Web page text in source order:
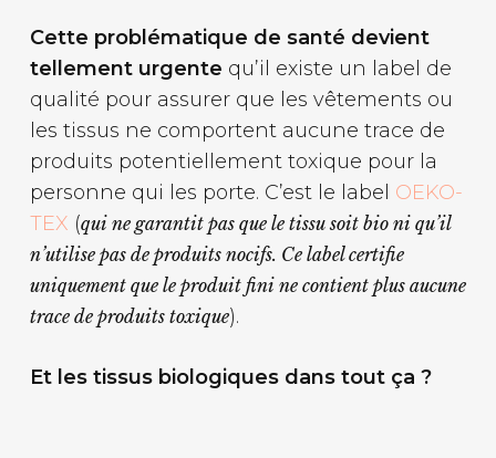
Cette problématique de santé devient
tellement urgente qu’il existe un label de
qualité pour assurer que les vêtements ou
les tissus ne comportent aucune trace de
produits potentiellement toxique pour la
personne qui les porte. C’est le label OEKO-
TEX (qui ne garantit pas que le tissu soit bio ni qu’il
n’utilise pas de produits nocifs. Ce label certifie
uniquement que le produit fini ne contient plus aucune
trace de produits toxique).
Et les tissus biologiques dans tout ça ?